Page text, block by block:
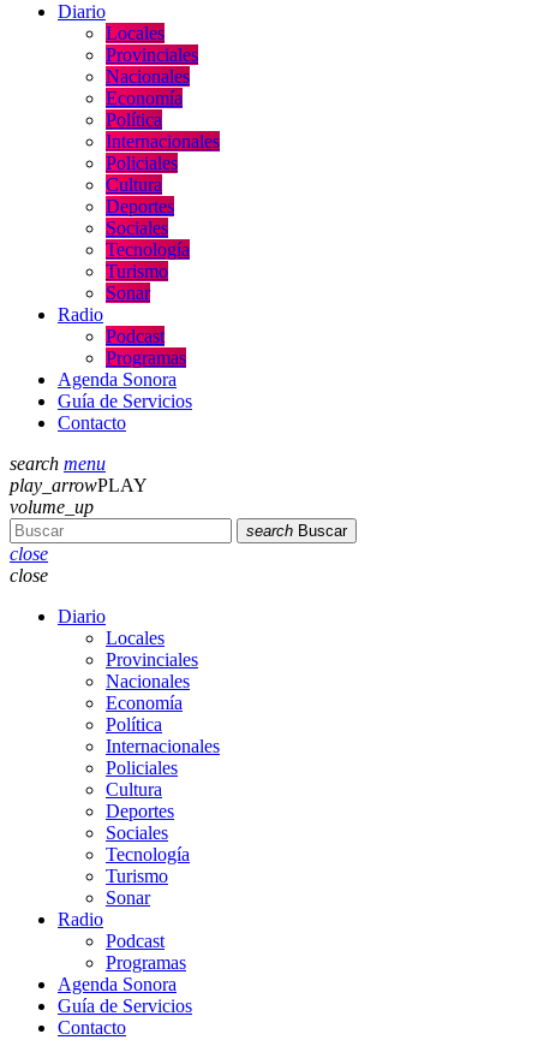
Diario
Locales
Provinciales
Nacionales
Economía
Política
Internacionales
Policiales
Cultura
Deportes
Sociales
Tecnología
Turismo
Sonar
Radio
Podcast
Programas
Agenda Sonora
Guía de Servicios
Contacto
search menu
play_arrowPLAY
volume_up
search Buscar
close
close
Diario
Locales
Provinciales
Nacionales
Economía
Política
Internacionales
Policiales
Cultura
Deportes
Sociales
Tecnología
Turismo
Sonar
Radio
Podcast
Programas
Agenda Sonora
Guía de Servicios
Contacto